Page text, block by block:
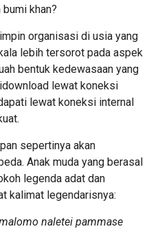
khan?
organisasi di usia yang
lebih tersorot pada aspek
bentuk kedewasaan yang
lewat koneksi
lewat koneksi internal
sepertinya akan
Anak muda yang berasal
legenda adat dan
kalimat legendarisnya:
naletei pammase